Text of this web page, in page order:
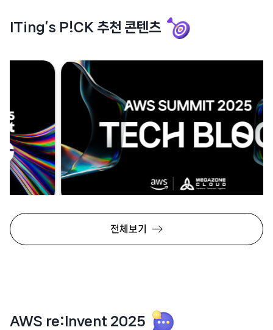
ITing’s P!CK 추천 콘텐츠
써밋 테크 블로그📃전체보기
AWS re:Invent 2025